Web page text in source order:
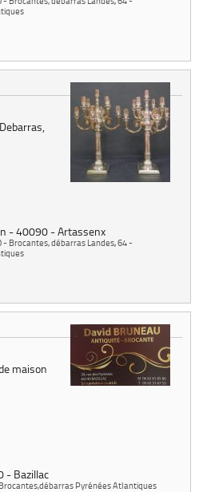
40090 Artassenx
- Brocantes, débarras Landes,64 -
maison
Bazillac
Pyrénées Atlantiques